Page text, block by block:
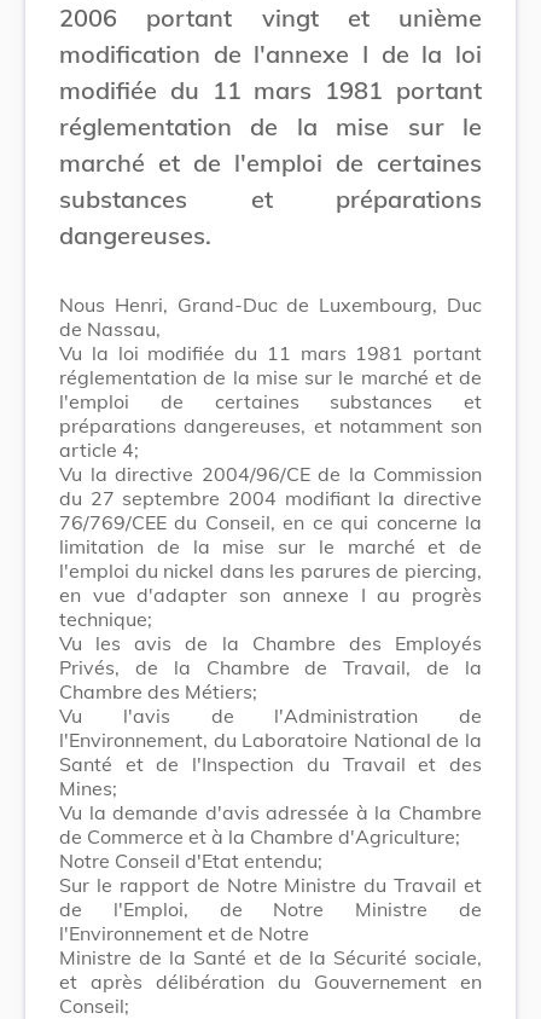
2006 portant vingt et unième
modification de l'annexe I de la loi
modifiée du 11 mars 1981 portant
réglementation de la mise sur le
marché et de l'emploi de certaines
substances et préparations
dangereuses.
Nous Henri, Grand-Duc de Luxembourg, Duc
de Nassau,
Vu la loi modifiée du 11 mars 1981 portant
réglementation de la mise sur le marché et de
l'emploi de certaines substances et
préparations dangereuses, et notamment son
article 4;
Vu la directive 2004/96/CE de la Commission
du 27 septembre 2004 modifiant la directive
76/769/CEE du Conseil, en ce qui concerne la
limitation de la mise sur le marché et de
l'emploi du nickel dans les parures de piercing,
en vue d'adapter son annexe I au progrès
technique;
Vu les avis de la Chambre des Employés
Privés, de la Chambre de Travail, de la
Chambre des Métiers;
Vu l'avis de l'Administration de
l'Environnement, du Laboratoire National de la
Santé et de l'Inspection du Travail et des
Mines;
Vu la demande d'avis adressée à la Chambre
de Commerce et à la Chambre d'Agriculture;
Notre Conseil d'Etat entendu;
Sur le rapport de Notre Ministre du Travail et
de l'Emploi, de Notre Ministre de
l'Environnement et de Notre
Ministre de la Santé et de la Sécurité sociale,
et après délibération du Gouvernement en
Conseil;